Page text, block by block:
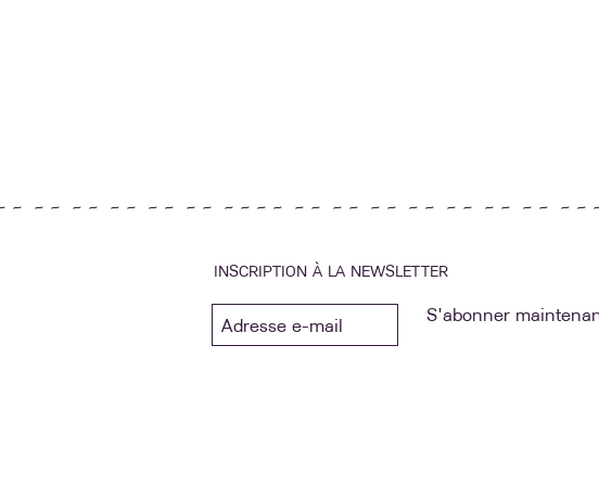
~ ~ ~ ~ ~ ~ ~ ~ ~ ~ ~ ~ ~ ~ ~ ~ ~ ~ ~ ~ ~ ~ ~ ~ ~ ~ ~ ~ ~
INSCRIPTION À LA NEWSLETTER
S'abonner